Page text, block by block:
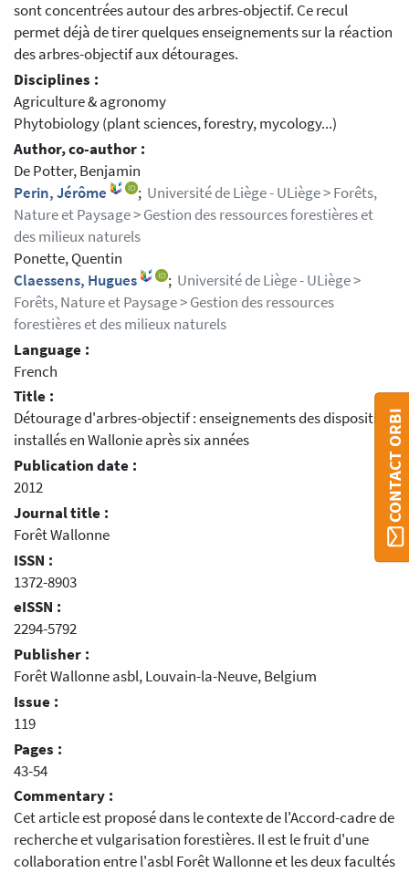
sont concentrées autour des arbres-objectif. Ce recul
permet déjà de tirer quelques enseignements sur la réaction
des arbres-objectif aux détourages.
Disciplines :
Agriculture & agronomy
Phytobiology (plant sciences, forestry, mycology...)
Author, co-author :
De Potter, Benjamin
Perin, Jérôme
; Université de Liège - ULiège > Forêts,
Nature et Paysage > Gestion des ressources forestières et
des milieux naturels
Ponette, Quentin
Claessens, Hugues
; Université de Liège - ULiège >
Forêts, Nature et Paysage > Gestion des ressources
forestières et des milieux naturels
Language :
French
Title :
Détourage d'arbres-objectif : enseignements des dispositifs
installés en Wallonie après six années
Publication date :
2012
Journal title :
Forêt Wallonne
ISSN :
1372-8903
eISSN :
2294-5792
Publisher :
Forêt Wallonne asbl, Louvain-la-Neuve, Belgium
Issue :
119
Pages :
43-54
Commentary :
Cet article est proposé dans le contexte de l'Accord-cadre de
recherche et vulgarisation forestières. Il est le fruit d'une
collaboration entre l'asbl Forêt Wallonne et les deux facultés
CONTACT ORBI